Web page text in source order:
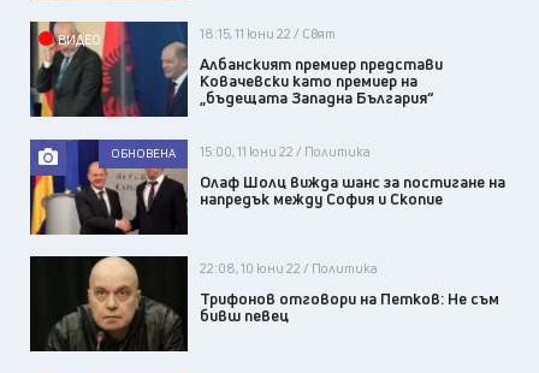
ВИДЕО 18:15, 11 юни 22 / Свят
Албанският премиер представи
Ковачевски като премиер на
„бъдещата Западна България“
ОБНОВЕНА 15:00, 11 юни 22 / Политика
Олаф Шолц вижда шанс за постигане на
напредък между София и Скопие
22:08, 10 юни 22 / Политика
Трифонов отговори на Петков: Не съм
бивш певец